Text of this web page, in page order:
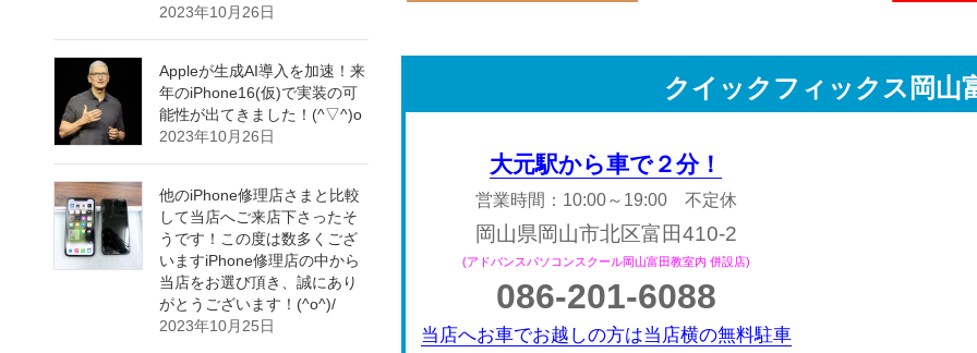
クイックフィックス 岡山
大元駅から車で２分！
営業時間：10:00～19:00 不定休
岡山県岡山市北区富田410-2
(アドバンスパソコンスクール岡山富田教室内 併設店)
086-201-6088
当店へお車でお越しの方は当店横の無料駐車
2023年10月26日
Appleが生成AI導入を加速！来
年のiPhone16(仮)で実装の可
能性が出てきました！(^▽^)o
2023年10月26日
他のiPhone修理店さまと比較
して当店へご来店下さったそ
うです！この度は数多くござ
いますiPhone修理店の中から
当店をお選び頂き、誠にあり
がとうございます！(^o^)/
2023年10月25日